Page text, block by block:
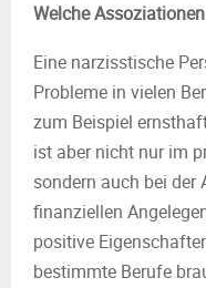
Welche
Eine narzisstische
Probleme in vielen
zum Beispiel
ist aber nicht nur im
sondern auch bei der
finanziellen
positive
bestimmte Berufe